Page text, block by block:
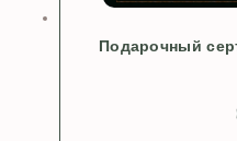
Подарочный